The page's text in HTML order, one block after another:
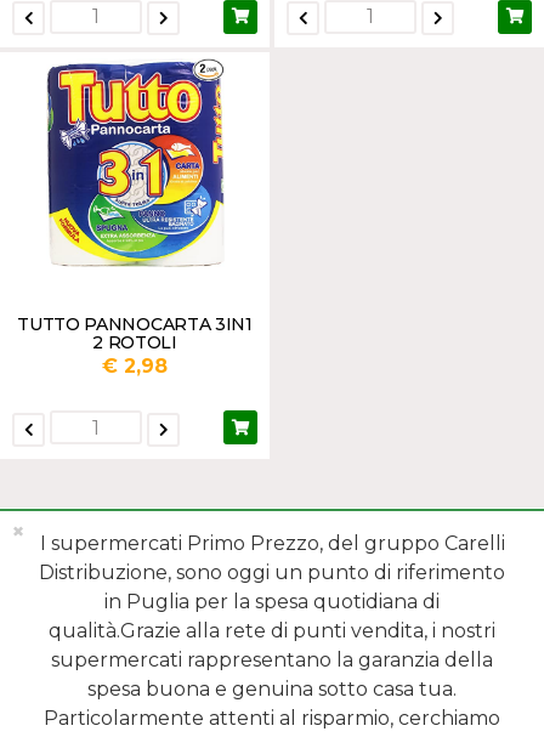
TUTTO PANNOCARTA 3IN1
2 ROTOLI
€ 2,98
MENÙ
REPARTI
I supermercati Primo Prezzo, del gruppo Carelli
Distribuzione, sono oggi un punto di riferimento
in Puglia per la spesa quotidiana di
qualità.Grazie alla rete di punti vendita, i nostri
supermercati rappresentano la garanzia della
spesa buona e genuina sotto casa tua.
Particolarmente attenti al risparmio, cerchiamo
✖